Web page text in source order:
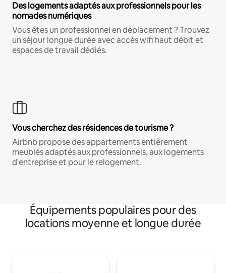
Des logements adaptés aux professionnels pour les
nomades numériques
Vous êtes un professionnel en déplacement ? Trouvez
un séjour longue durée avec accès wifi haut débit et
espaces de travail dédiés.
Vous cherchez des résidences de tourisme ?
Airbnb propose des appartements entièrement
meublés adaptés aux professionnels, aux logements
d'entreprise et pour le relogement.
Équipements populaires pour des
locations moyenne et longue durée